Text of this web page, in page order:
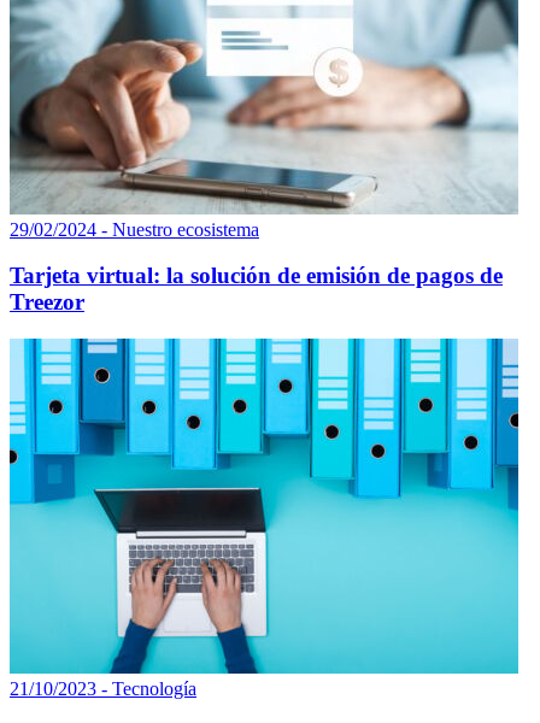
29/02/2024 - Nuestro ecosistema
Tarjeta virtual: la solución de emisión de pagos de
Treezor
21/10/2023 - Tecnología